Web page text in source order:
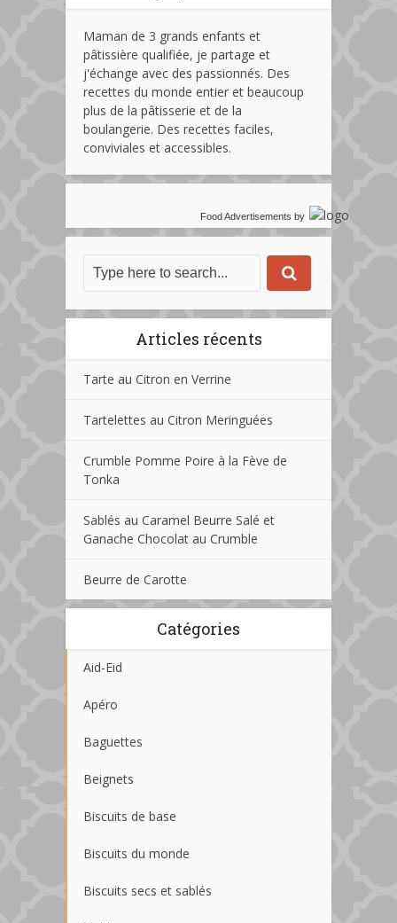
Maman de 3 grands enfants et
pâtissière qualifiée, je partage et
j'échange avec des passionnés. Des
recettes du monde entier et beaucoup
plus de la pâtisserie et de la
boulangerie. Des recettes faciles,
conviviales et accessibles.
Food Advertisements by
Articles récents
Tarte au Citron en Verrine
Tartelettes au Citron Meringuées
Crumble Pomme Poire à la Fève de
Tonka
Sablés au Caramel Beurre Salé et
Ganache Chocolat au Crumble
Beurre de Carotte
Catégories
Aid-Eid
Apéro
Baguettes
Beignets
Biscuits de base
Biscuits du monde
Biscuits secs et sablés